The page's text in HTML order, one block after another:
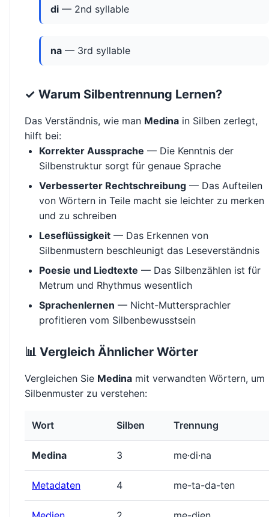
di — 2nd syllable
na — 3rd syllable
✓ Warum Silbentrennung Lernen?
Das Verständnis, wie man Medina in Silben zerlegt,
hilft bei:
Korrekter Aussprache — Die Kenntnis der
Silbenstruktur sorgt für genaue Sprache
Verbesserter Rechtschreibung — Das Aufteilen
von Wörtern in Teile macht sie leichter zu merken
und zu schreiben
Leseflüssigkeit — Das Erkennen von
Silbenmustern beschleunigt das Leseverständnis
Poesie und Liedtexte — Das Silbenzählen ist für
Metrum und Rhythmus wesentlich
Sprachenlernen — Nicht-Muttersprachler
profitieren vom Silbenbewusstsein
📊 Vergleich Ähnlicher Wörter
Vergleichen Sie Medina mit verwandten Wörtern, um
Silbenmuster zu verstehen:
Wort Silben Trennung
Medina 3 me·di·na
Metadaten 4 me-ta-da-ten